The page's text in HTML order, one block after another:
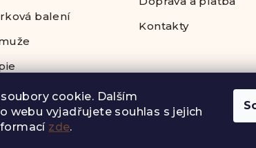
cookie. Dalším
webu vyjadřujete souhlas s jejich
zde.
balení
Kontakty